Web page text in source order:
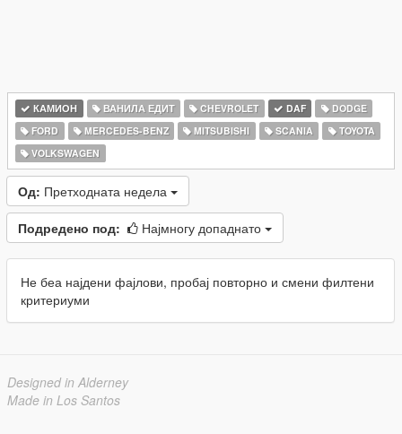
КАМИОН ВАНИЛА ЕДИТ CHEVROLET DAF
DODGE
FORD
MERCEDES-BENZ MITSUBISHI SCANIA
TOYOTA
VOLKSWAGEN
Од: Претходната недела
Подредено под: Најмногу допаднато
Не беа најдени фајлови, пробај повторно и смени филтени
критериуми
Designed in Alderney
Made in Los Santos